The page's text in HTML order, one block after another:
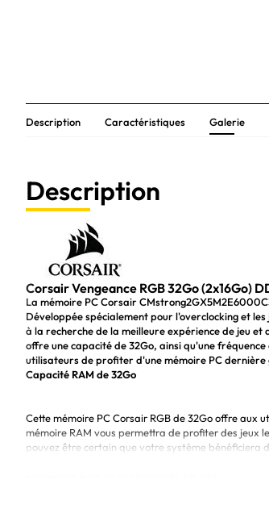
Description Caractéristiques Galerie
Description
Corsair Vengeance RGB 32Go (2x16Go)
La mémoire PC Corsair
Développée spécialement pour l'overclocking et
à la recherche de la meilleure expérience de jeu
offre une capacité de 32Go, ainsi qu'une
utilisateurs de profiter d'une mémoire PC dernière
Capacité RAM de 32Go
Cette mémoire PC Corsair RGB de 32Go offre aux
mémoire RAM vous permettra de profiter des jeux
pouvez être certain que votre système bénéficiera